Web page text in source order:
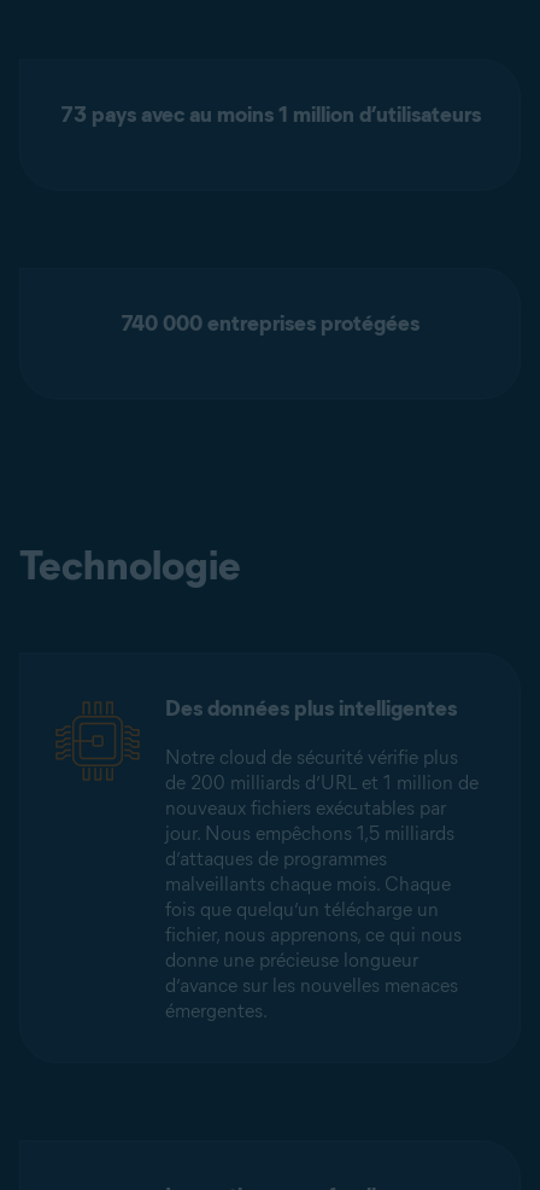
73 pays avec au moins 1 million d’utilisateurs
740 000 entreprises protégées
Technologie
Des données plus intelligentes
Notre cloud de sécurité vérifie plus
de 200 milliards d’URL et 1 million de
nouveaux fichiers exécutables par
jour. Nous empêchons 1,5 milliards
d’attaques de programmes
malveillants chaque mois. Chaque
fois que quelqu’un télécharge un
fichier, nous apprenons, ce qui nous
donne une précieuse longueur
d’avance sur les nouvelles menaces
émergentes.